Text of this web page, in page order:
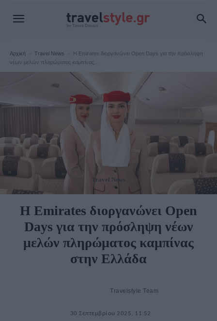
Αρχική Travel News
Η Emirates διοργανώνει Open Days για την πρόσληψη
νέων μελών πληρώματος καμπίνας...
Travel News
Η Emirates διοργανώνει Open
Days για την πρόσληψη νέων
μελών πληρώματος καμπίνας
στην Ελλάδα
Travelstyle Team
30 Σεπτεμβρίου 2025, 11:52